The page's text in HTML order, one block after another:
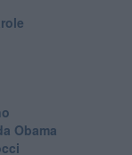
Obama